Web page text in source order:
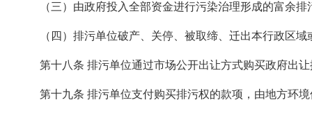
（三）由政府投入全部资金进行污染治理形成的富余排
（四）排污单位破产、关停、被取缔、迁出本行政区域
第十八条 排污单位通过市场公开出让方式购买政府出让
第十九条 排污单位支付购买排污权的款项，由地方环境